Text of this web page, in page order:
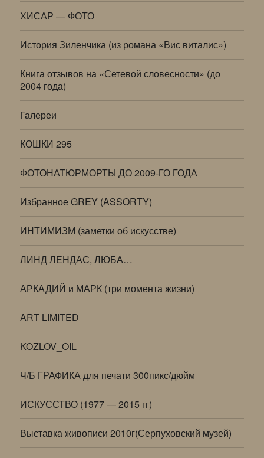
ХИСАР — ФОТО
История Зиленчика (из романа «Вис виталис»)
Книга отзывов на «Сетевой словесности» (до
2004 года)
Галереи
КОШКИ 295
ФОТОНАТЮРМОРТЫ ДО 2009-ГО ГОДА
Избранное GREY (ASSORTY)
ИНТИМИЗМ (заметки об искусстве)
ЛИНД ЛЕНДАС, ЛЮБА…
АРКАДИЙ и МАРК (три момента жизни)
ART LIMITED
KOZLOV_OIL
Ч/Б ГРАФИКА для печати 300пикс/дюйм
ИСКУССТВО (1977 — 2015 гг)
Выставка живописи 2010г(Серпуховский музей)